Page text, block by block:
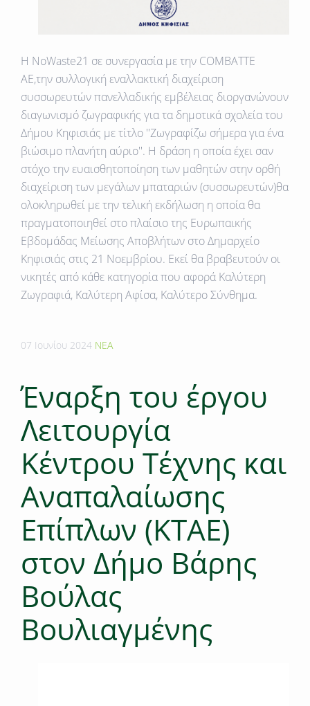
H ΝοWaste21 σε συνεργασία με την COMBATTE
AE,την συλλογική εναλλακτική διαχείριση
συσσωρευτών πανελλαδικής εμβέλειας διοργανώνουν
διαγωνισμό ζωγραφικής για τα δημοτικά σχολεία του
Δήμου Κηφισιάς με τίτλο ''Ζωγραφίζω σήμερα για ένα
βιώσιμο πλανήτη αύριο''. Η δράση η οποία έχει σαν
στόχο την ευαισθητοποίηση των μαθητών στην ορθή
διαχείριση των μεγάλων μπαταριών (συσσωρευτών)θα
ολοκληρωθεί με την τελική εκδήλωση η οποία θα
πραγματοποιηθεί στο πλαίσιο της Ευρωπαικής
Εβδομάδας Μείωσης Αποβλήτων στο Δημαρχείο
Κηφισιάς στις 21 Νοεμβρίου. Εκεί θα βραβευτούν οι
νικητές από κάθε κατηγορία που αφορά Καλύτερη
Ζωγραφιά, Καλύτερη Αφίσα, Καλύτερο Σύνθημα.
07 Ιουνίου 2024 ΝΕΑ
Έναρξη του έργου
Λειτουργία
Κέντρου Τέχνης και
Αναπαλαίωσης
Επίπλων (ΚΤΑΕ)
στον Δήμο Βάρης
Βούλας
Βουλιαγμένης